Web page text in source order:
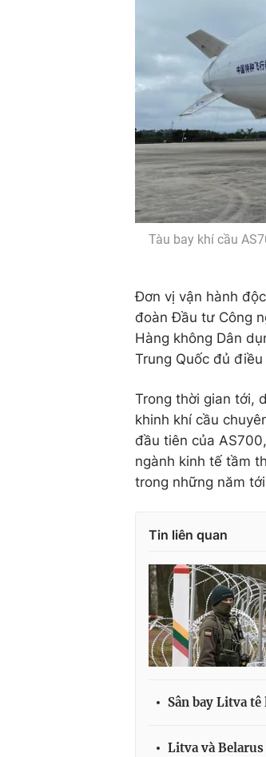
Tàu bay khí cầu
Đơn vị vận hành
đoàn Đầu tư Công
Hàng không Dân
Trung Quốc đủ
Trong thời gian tới,
khinh khí cầu
đầu tiên của
ngành kinh tế tầm
trong những năm
Tin liên quan
Sân bay Litva
Litva và